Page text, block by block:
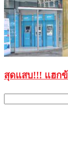
สุดแสบ!!! แฮก